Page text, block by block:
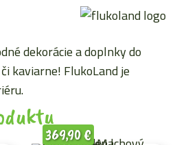
dekorácie a doplnky do
kaviarne! FlukoLand je
369,90€